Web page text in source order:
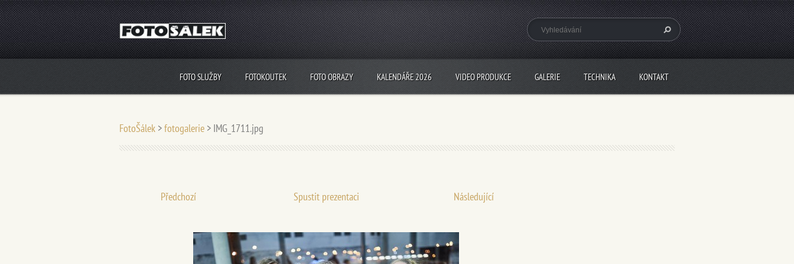
FOTO SLUŽBY FOTOKOUTEK FOTO OBRAZY KALENDÁŘE 2026 VIDEO PRODUKCE GALERIE TECHNIKA KONTAKT
FotoŠálek >fotogalerie > IMG_1711.jpg
Předchozí Spustit prezentaci Následující